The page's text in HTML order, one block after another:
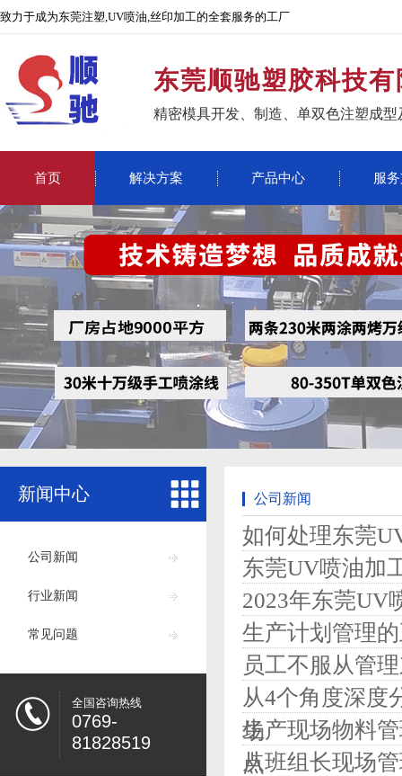
致力于成为东莞注塑,UV喷油,丝印加工的全套服务的工厂
东莞顺驰塑胶科技
精密模具开发、制造、单双色注塑成
首页 解决方案 产品中心 服
新闻中心
公司新闻
行业新闻
常见问题
全国咨询热线
0769-
81828519
公司新闻
如何处理东莞
东莞UV喷油加
2023年东莞UV
生产计划管理
员工不服从管
从4个角度深度
场
生产现场物料
点
从班组长现场